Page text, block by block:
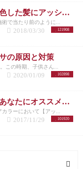
ヘアカラーでオレンジに退色した髪にアッシュのすすめ
で当たり前のように...
121908
2018/03/30
の原因と対策
この時期、子供さん...
102898
2020/01/09
嫌な赤みを抑えたい大人のあなたにオススメしたいヘアカラー【アッシュ】
ラーにおいて【アッ...
101920
2017/11/29